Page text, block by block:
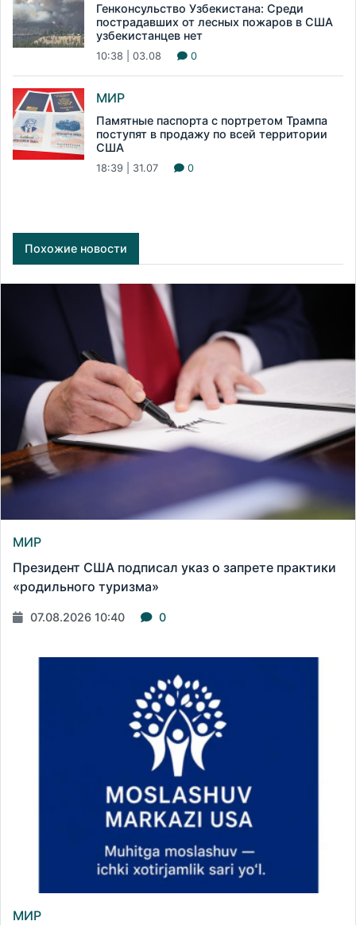
Генконсульство Узбекистана: Среди
пострадавших от лесных пожаров в США
узбекистанцев нет
10:38 | 03.08 0
МИР
Памятные паспорта с портретом Трампа
поступят в продажу по всей территории
США
18:39 | 31.07 0
Похожие новости
МИР
Президент США подписал указ о запрете практики
«родильного туризма»
07.08.2026 10:40 0
МИР